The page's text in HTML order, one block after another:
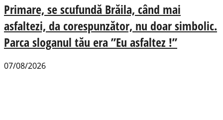
Primare, se scufundă Brăila, când mai
asfaltezi, da corespunzător, nu doar simbolic.
Parca sloganul tău era ”Eu asfaltez !”
07/08/2026